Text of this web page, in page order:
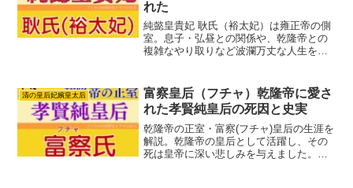
れた
純懿皇貴妃 耿氏（裕太妃）は雍正帝の側
室。息子・弘昼との関係や、乾隆帝との
複雑なやり取りなど波瀾万丈な人生を送
す。
清の皇后妃嬪皇太后
富察皇后（フチャ）乾隆帝に愛さ
れた孝賢純皇后の死因と史実
乾隆帝の正室・富察(フチャ)皇后の生涯を
解説。乾隆帝の皇后として活躍し、その
死は皇帝に深い悲しみを与えました。富